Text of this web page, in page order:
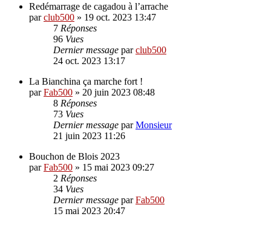
Redémarrage de cagadou à l’arrache
parclub500 » 19 oct. 2023 13:47
7 Réponses
96 Vues
Dernier message parclub500
24 oct. 2023 13:17
La Bianchina ça marche fort !
parFab500 » 20 juin 2023 08:48
8 Réponses
73 Vues
Dernier message parMonsieur
21 juin 2023 11:26
Bouchon de Blois 2023
parFab500 » 15 mai 2023 09:27
2 Réponses
34 Vues
Dernier message parFab500
15 mai 2023 20:47